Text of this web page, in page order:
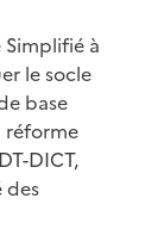
Simplifié à
le socle
base
réforme
DICT,
des